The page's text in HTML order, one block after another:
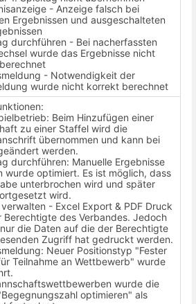
- Anzeige falsch bei
Ergebnissen und ausgeschalteten
durchführen - Bei nacherfassten
wurde das Ergebnisse nicht
- Notwendigkeit der
wurde nicht korrekt berechnet
Beim Hinzufügen einer
zu einer Staffel wird die
übernommen und kann bei
werden.
durchführen: Manuelle Ergebnisse
wurde optimiert. Es ist möglich, dass
unterbrochen wird und später
wird.
- Excel Export & PDF Druck
Berechtigte des Verbandes. Jedoch
die Daten auf die der Berechtigte
Zugriff hat gedruckt werden.
Neuer Positionstyp "Fester
Teilnahme an Wettbewerb" wurde
wurde die
optimieren" als